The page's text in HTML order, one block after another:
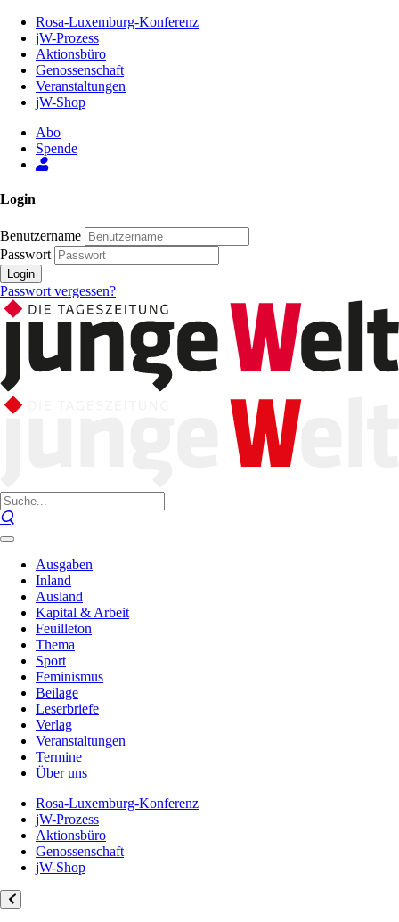
Inhalt
Seite
Rosa-Luxemburg-Konferenz
jW-Prozess
Aktionsbüro
Genossenschaft
Veranstaltungen
jW-Shop
Abo
Spende
Login
Benutzername
Passwort
Login
Passwort vergessen?
Ausgaben
Inland
Ausland
Kapital & Arbeit
Feuilleton
Thema
Sport
Feminismus
Beilage
Leserbriefe
Verlag
Veranstaltungen
Termine
Über uns
Rosa-Luxemburg-Konferenz
jW-Prozess
Aktionsbüro
Genossenschaft
jW-Shop